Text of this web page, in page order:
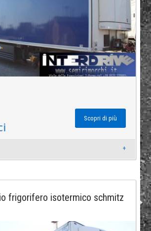
Scopri di più
frigorifero isotermico schmitz